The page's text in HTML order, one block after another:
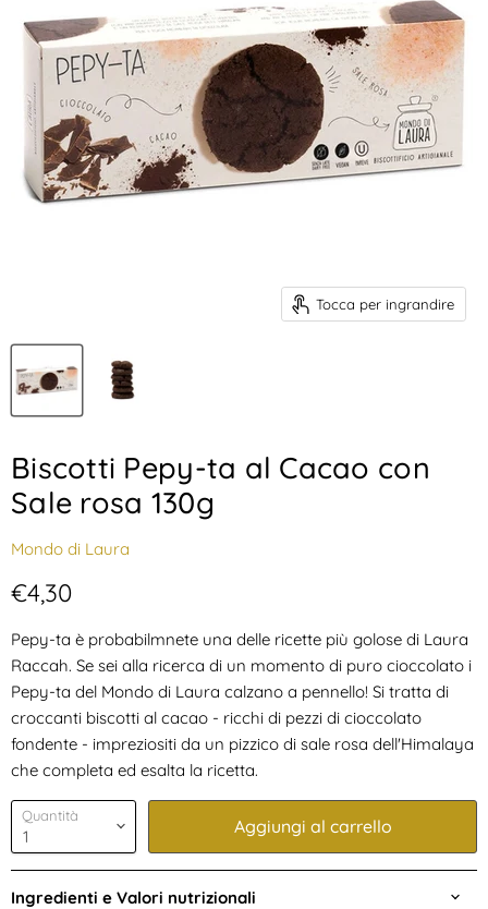
Tocca per ingrandire
Biscotti Pepy-ta al Cacao con
Sale rosa 130g
Mondo di Laura
Prezzo attuale
€4,30
Pepy-ta è probabilmnete una delle ricette più golose di Laura
Raccah. Se sei alla ricerca di un momento di puro cioccolato i
Pepy-ta del Mondo di Laura calzano a pennello! Si tratta di
croccanti biscotti al cacao - ricchi di pezzi di cioccolato
fondente - impreziositi da un pizzico di sale rosa dell'Himalaya
che completa ed esalta la ricetta.
Quantità
Aggiungi al carrello
Ingredienti e Valori nutrizionali